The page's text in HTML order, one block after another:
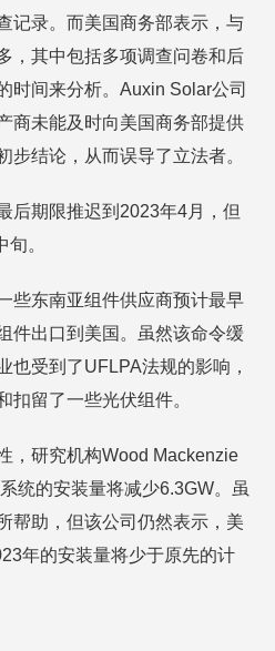
记录。而美国商务部表示，与
，其中包括多项调查问卷和后
时间来分析。Auxin Solar公司
商未能及时向美国商务部提供
步结论，从而误导了立法者。
后期限推迟到2023年4月，但
。
些东南亚组件供应商预计最早
件出口到美国。虽然该命令缓
也受到了UFLPA法规的影响，
扣留了一些光伏组件。
，研究机构Wood Mackenzie
统的安装量将减少6.3GW。虽
帮助，但该公司仍然表示，美
年的安装量将少于原先的计